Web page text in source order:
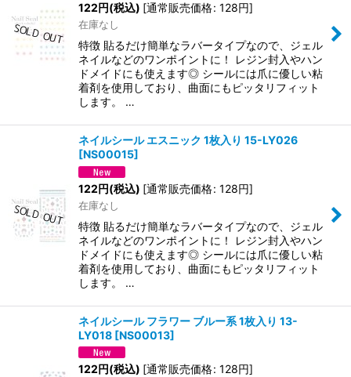
122円(税込) [通常販売価格: 128円]
在庫なし
特徴 貼るだけ簡単なラバータイプなので、ジェル
ネイルなどのワンポイントに！ レジン封入やハン
ドメイドにも使えます◎ シールには爪に優しい粘
着剤を使用しており、曲面にもピッタリフィット
します。 …
ネイルシール エスニック 1枚入り 15-LY026
[NS00015]
122円(税込) [通常販売価格: 128円]
在庫なし
特徴 貼るだけ簡単なラバータイプなので、ジェル
ネイルなどのワンポイントに！ レジン封入やハン
ドメイドにも使えます◎ シールには爪に優しい粘
着剤を使用しており、曲面にもピッタリフィット
します。 …
ネイルシール フラワー ブルー系 1枚入り 13-
LY018 [NS00013]
122円(税込) [通常販売価格: 128円]